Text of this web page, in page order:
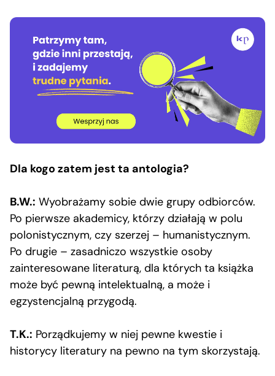
Dla kogo zatem jest ta antologia?
B.W.: Wyobrażamy sobie dwie grupy odbiorców.
Po pierwsze akademicy, którzy działają w polu
polonistycznym, czy szerzej – humanistycznym.
Po drugie – zasadniczo wszystkie osoby
zainteresowane literaturą, dla których ta książka
może być pewną intelektualną, a może i
egzystencjalną przygodą.
T.K.: Porządkujemy w niej pewne kwestie i
historycy literatury na pewno na tym skorzystają.